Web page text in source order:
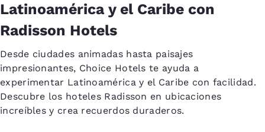
Latinoamérica y el Caribe con
Radisson Hotels
Desde ciudades animadas hasta paisajes
impresionantes, Choice Hotels te ayuda a
experimentar Latinoamérica y el Caribe con facilidad.
Descubre los hoteles Radisson en ubicaciones
increíbles y crea recuerdos duraderos.